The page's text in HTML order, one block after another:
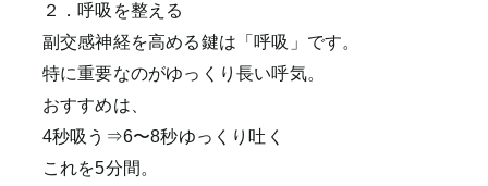
２．呼吸を整える
副交感神経を高める鍵は「呼吸」です。
特に重要なのがゆっくり長い呼気。
おすすめは、
4秒吸う⇒6〜8秒ゆっくり吐く
これを5分間。